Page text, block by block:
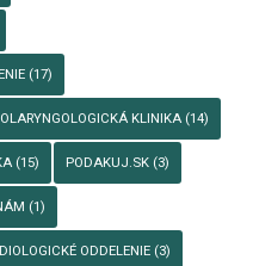
(17)
KLINIKA (14)
(15) PODAKUJ.SK (3)
(1)
ODDELENIE (3)